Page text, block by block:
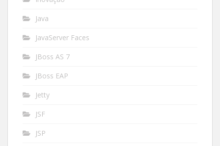
Java
JavaServer Faces
JBoss AS 7
JBoss EAP
Jetty
JSF
JSP